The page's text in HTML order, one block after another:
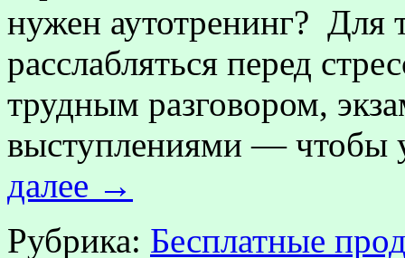
нужен аутотренинг? Для
расслабляться перед
трудным разговором,
выступлениями — чтобы
далее →
Рубрика: Бесплатные